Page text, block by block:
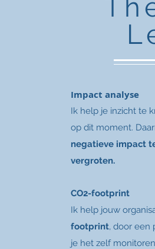
Impact analyse
Ik help je inzicht te
op dit moment.
negatieve impact
vergroten.
CO2-footprint
Ik help jouw
footprint, door een
je het zelf